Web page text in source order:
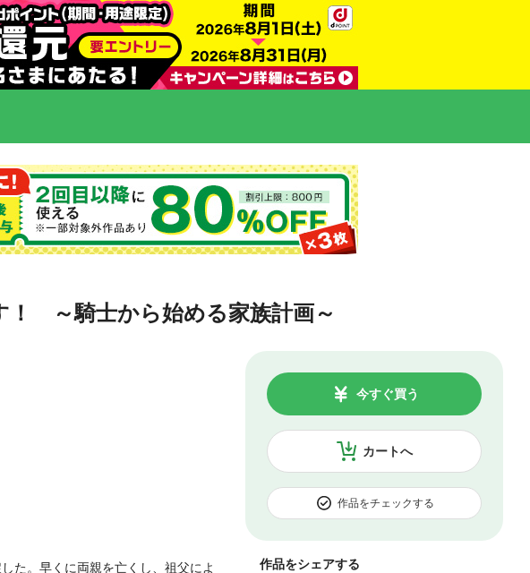
！ ～騎士から始める家族計画～
カートへ
今すぐ買う
作品をチェックする
作品をシェアする
た。早くに両親を亡くし、祖父によ